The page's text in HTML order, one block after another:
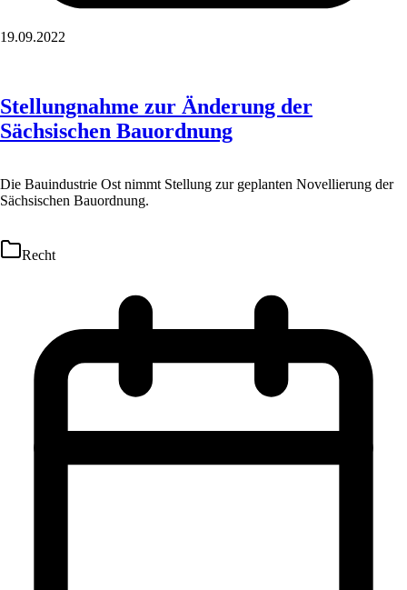
19.09.2022
Stellungnahme zur Änderung der
Sächsischen Bauordnung
Die Bauindustrie Ost nimmt Stellung zur geplanten Novellierung der
Sächsischen Bauordnung.
Recht